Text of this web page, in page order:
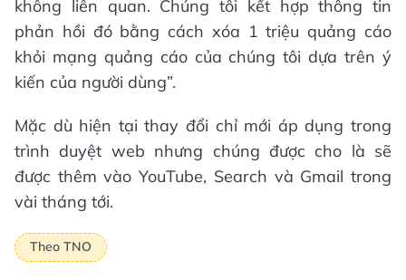
không liên quan. Chúng tôi kết hợp thông tin
phản hồi đó bằng cách xóa 1 triệu quảng cáo
khỏi mạng quảng cáo của chúng tôi dựa trên ý
kiến của người dùng”.
Mặc dù hiện tại thay đổi chỉ mới áp dụng trong
trình duyệt web nhưng chúng được cho là sẽ
được thêm vào YouTube, Search và Gmail trong
vài tháng tới.
Theo TNO